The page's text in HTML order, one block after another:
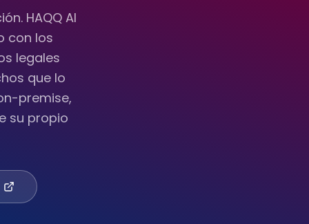
HAQQ AI
con los
legales
que lo
premise,
su propio